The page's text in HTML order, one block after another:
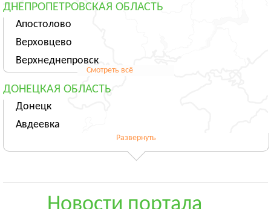
ДНЕПРОПЕТРОВСКАЯ ОБЛАСТЬ
Апостолово
Верховцево
Верхнеднепровск
Смотреть всё
ДОНЕЦКАЯ ОБЛАСТЬ
Донецк
Авдеевка
Смотреть всё
Развернуть